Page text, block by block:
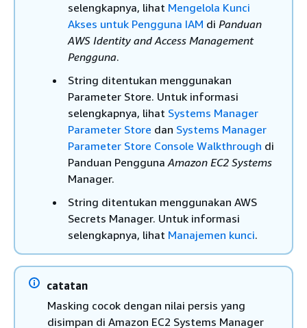
selengkapnya, lihat Mengelola Kunci
Akses untuk Pengguna IAM di Panduan
AWS Identity and Access Management
Pengguna.
String ditentukan menggunakan
Parameter Store. Untuk informasi
selengkapnya, lihat Systems Manager
Parameter Store dan Systems Manager
Parameter Store Console Walkthrough di
Panduan PenggunaAmazon EC2 Systems
Manager.
String ditentukan menggunakan AWS
Secrets Manager. Untuk informasi
selengkapnya, lihat Manajemen kunci.
catatan
Masking cocok dengan nilai persis yang
disimpan di Amazon EC2 Systems Manager